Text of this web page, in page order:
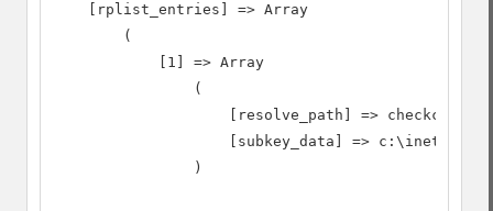
    [rplist_entries] => Array
        (
            [1] => Array
                (
[resolve_path] =>
[subkey_data] =>
                )